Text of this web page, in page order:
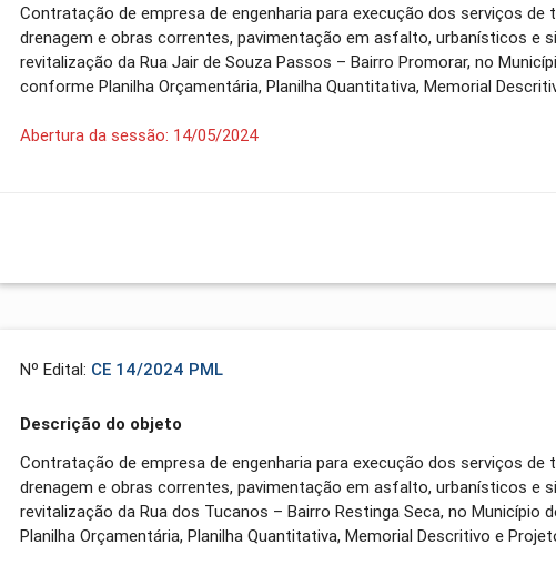
Contratação de empresa de engenharia para execução dos serviços de
drenagem e obras correntes, pavimentação em asfalto, urbanísticos e
revitalização da Rua Jair de Souza Passos – Bairro Promorar, no
conforme Planilha Orçamentária, Planilha Quantitativa, Memorial
Abertura da sessão: 14/05/2024
Nº Edital: CE 14/2024 PML
Descrição do objeto
Contratação de empresa de engenharia para execução dos serviços de
drenagem e obras correntes, pavimentação em asfalto, urbanísticos e
revitalização da Rua dos Tucanos – Bairro Restinga Seca, no Município
Planilha Orçamentária, Planilha Quantitativa, Memorial Descritivo e